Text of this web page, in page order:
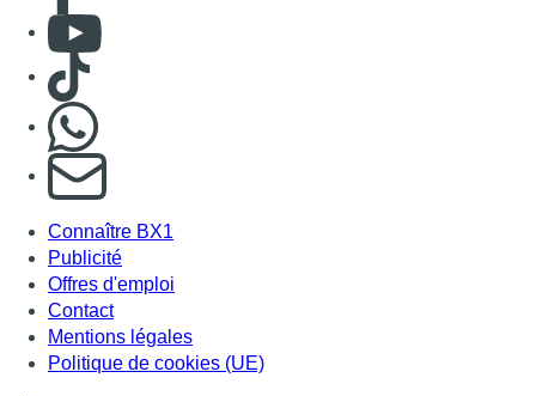
Consulter Youtube
Consulter TikTok
S'abonner à notre newsletter
Connaître BX1
Publicité
Offres d'emploi
Contact
Mentions légales
Politique de cookies (UE)